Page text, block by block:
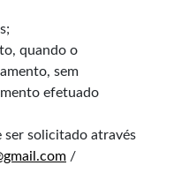
quando o
sem
efetuado
solicitado através
/